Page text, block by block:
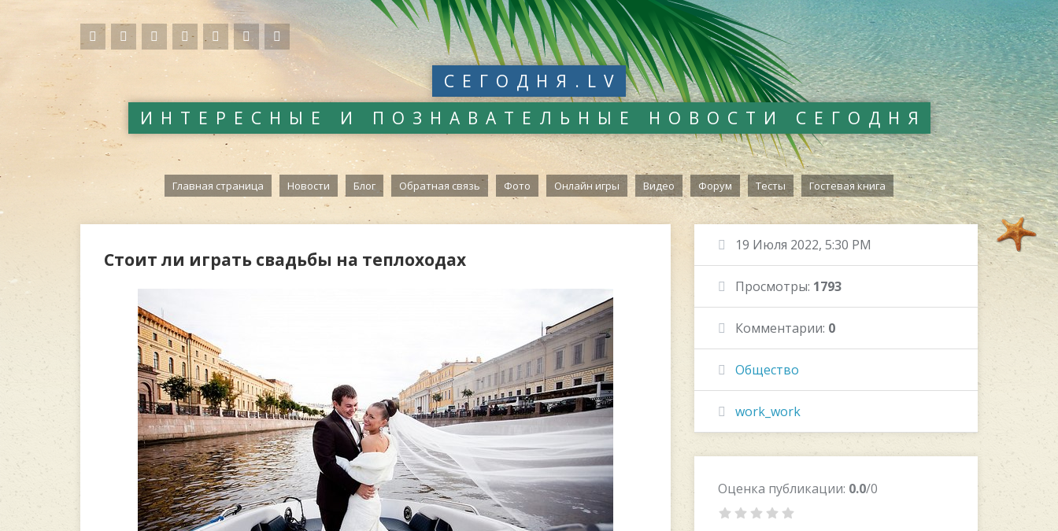
СЕГОДНЯ.LV
ИНТЕРЕСНЫЕ И ПОЗНАВАТЕЛЬНЫЕ НОВОСТИ СЕГОДНЯ
Главная страница Новости Блог Обратная связь Фото Онлайн игры Видео Форум Тесты Гостевая книга
Стоит ли играть свадьбы на теплоходах
19 Июля 2022, 5:30 PM
Просмотры: 1793
Комментарии: 0
Общество
work_work
Оценка публикации: 0.0/0